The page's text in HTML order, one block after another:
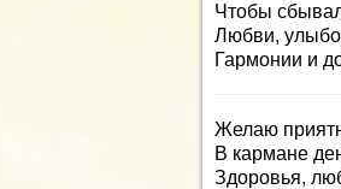
Чтобы
Любви,
Гармонии и
Желаю
В кармане
Здоровья,